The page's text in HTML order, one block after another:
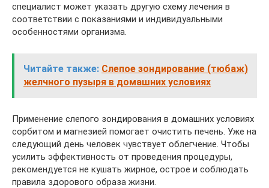
специалист может указать другую схему лечения в
соответствии с показаниями и индивидуальными
особенностями организма.
Читайте также: Слепое зондирование (тюбаж)
желчного пузыря в домашних условиях
Применение слепого зондирования в домашних условиях
сорбитом и магнезией помогает очистить печень. Уже на
следующий день человек чувствует облегчение. Чтобы
усилить эффективность от проведения процедуры,
рекомендуется не кушать жирное, острое и соблюдать
правила здорового образа жизни.